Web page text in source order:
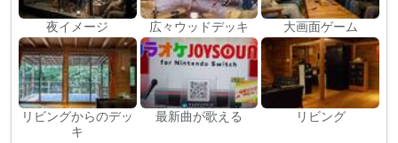
夜イメージ 広々ウッドデッキ 大画面ゲーム
リビングからのデッ
キ
最新曲が歌える リビング